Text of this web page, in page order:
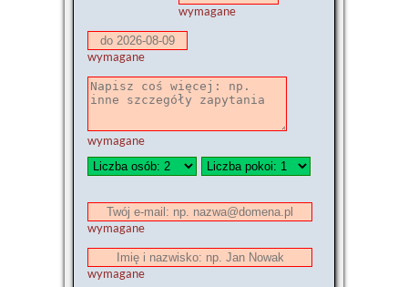
wymagane
wymagane
wymagane
wymagane
wymagane